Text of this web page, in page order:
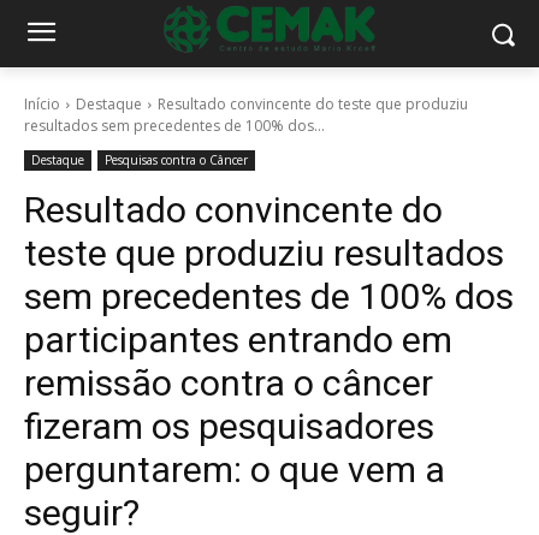
Início Destaque
Resultado convincente do teste que produziu
resultados sem precedentes de 100% dos...
Destaque Pesquisas contra o Câncer
Resultado convincente do
teste que produziu resultados
sem precedentes de 100% dos
participantes entrando em
remissão contra o câncer
fizeram os pesquisadores
perguntarem: o que vem a
seguir?